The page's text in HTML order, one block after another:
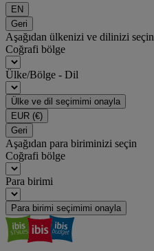
EN
Geri
Aşağıdan ülkenizi ve dilinizi seçin
Coğrafi bölge
Ülke/Bölge - Dil
Ülke ve dil seçimimi onayla
EUR (€)
Geri
Aşağıdan para biriminizi seçin
Coğrafi bölge
Para birimi
Para birimi seçimimi onayla